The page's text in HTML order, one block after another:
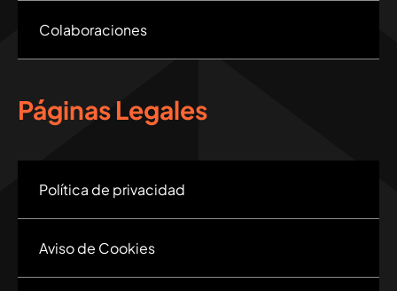
Colaboraciones
Páginas Legales
Política de privacidad
Aviso de Cookies